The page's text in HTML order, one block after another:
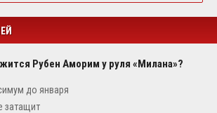
Рубен Аморим у руля «Милана»?
до января
затащит